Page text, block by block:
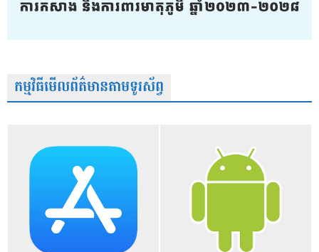
កម្មវិធីមើលព័ត៌មានតាមទូរស័ព្វ